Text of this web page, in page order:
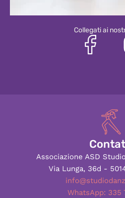
Collegati ai
Associazione ASD
Via Lunga, 36d -
WhatsApp: 335